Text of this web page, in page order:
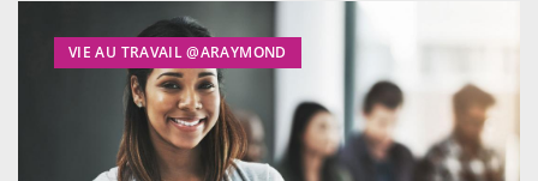
VIE AU TRAVAIL @ARAYMOND